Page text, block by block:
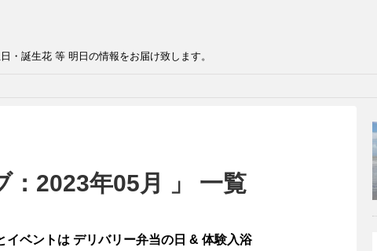
・誕生花 等 明日の情報をお届け致します。
：2023年05月 」 一覧
イベントは デリバリー弁当の日 & 体験入浴